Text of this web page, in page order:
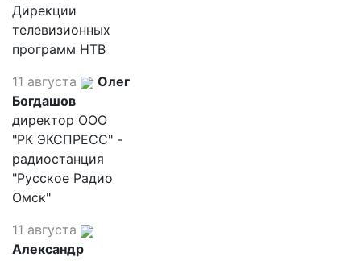
Дирекции
телевизионных
программ НТВ
11 августа
Олег
Богдашов
директор ООО
"РК ЭКСПРЕСС" -
радиостанция
"Русское Радио
Омск"
11 августа
Александр